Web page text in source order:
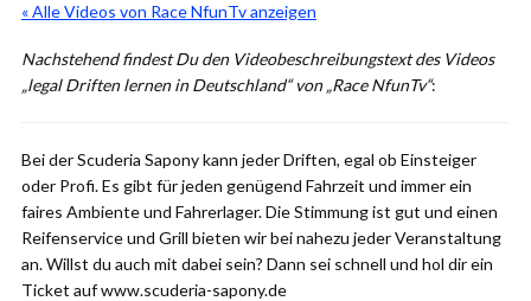
« Alle Videos von Race NfunTv anzeigen
Nachstehend findest Du den Videobeschreibungstext des Videos
„legal Driften lernen in Deutschland“ von „Race NfunTv“:
Bei der Scuderia Sapony kann jeder Driften, egal ob Einsteiger
oder Profi. Es gibt für jeden genügend Fahrzeit und immer ein
faires Ambiente und Fahrerlager. Die Stimmung ist gut und einen
Reifenservice und Grill bieten wir bei nahezu jeder Veranstaltung
an. Willst du auch mit dabei sein? Dann sei schnell und hol dir ein
Ticket auf www.scuderia-sapony.de